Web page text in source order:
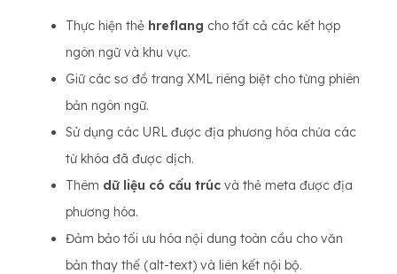
Thực hiện thẻ hreflang cho tất cả các kết hợp
ngôn ngữ và khu vực.
Giữ các sơ đồ trang XML riêng biệt cho từng phiên
bản ngôn ngữ.
Sử dụng các URL được địa phương hóa chứa các
từ khóa đã được dịch.
Thêm dữ liệu có cấu trúc và thẻ meta được địa
phương hóa.
Đảm bảo tối ưu hóa nội dung toàn cầu cho văn
bản thay thế (alt-text) và liên kết nội bộ.